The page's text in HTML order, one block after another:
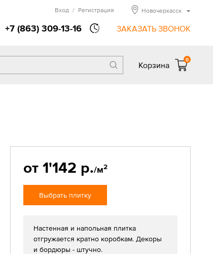
+7 (863) 309-13-16 ЗАКАЗАТЬ ЗВОНОК
Вход / Регистрация Новочеркасск
Корзина
0
от 1'142 р./м2
Выбрать плитку
Настенная и напольная плитка
отгружается кратно коробкам. Декоры
и бордюры - штучно.